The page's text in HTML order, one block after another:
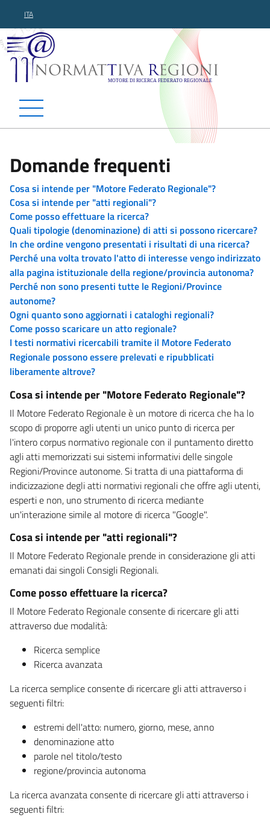
ITA
Normattiva Regioni -
Domande frequenti
Cosa si intende per "Motore Federato Regionale"?
Cosa si intende per "atti regionali"?
Come posso effettuare la ricerca?
Quali tipologie (denominazione) di atti si possono ricercare?
In che ordine vengono presentati i risultati di una ricerca?
Perché una volta trovato l'atto di interesse vengo indirizzato
alla pagina istituzionale della regione/provincia autonoma?
Perché non sono presenti tutte le Regioni/Province
autonome?
Ogni quanto sono aggiornati i cataloghi regionali?
Come posso scaricare un atto regionale?
I testi normativi ricercabili tramite il Motore Federato
Regionale possono essere prelevati e ripubblicati
liberamente altrove?
Cosa si intende per "Motore Federato Regionale"?
Il Motore Federato Regionale è un motore di ricerca che ha lo
scopo di proporre agli utenti un unico punto di ricerca per
l'intero corpus normativo regionale con il puntamento diretto
agli atti memorizzati sui sistemi informativi delle singole
Regioni/Province autonome. Si tratta di una piattaforma di
indicizzazione degli atti normativi regionali che offre agli utenti,
esperti e non, uno strumento di ricerca mediante
un'interazione simile al motore di ricerca "Google".
Cosa si intende per "atti regionali"?
Il Motore Federato Regionale prende in considerazione gli atti
emanati dai singoli Consigli Regionali.
Come posso effettuare la ricerca?
Il Motore Federato Regionale consente di ricercare gli atti
attraverso due modalità:
Ricerca semplice
Ricerca avanzata
La ricerca semplice consente di ricercare gli atti attraverso i
seguenti filtri:
estremi dell'atto: numero, giorno, mese, anno
denominazione atto
parole nel titolo/testo
regione/provincia autonoma
La ricerca avanzata consente di ricercare gli atti attraverso i
seguenti filtri: